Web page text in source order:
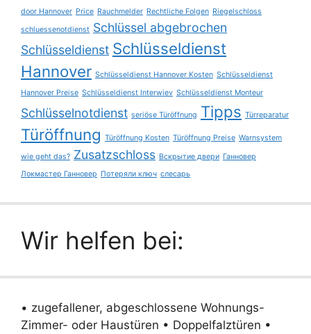
door Hannover Price Rauchmelder Rechtliche Folgen Riegelschloss
schluessenotdienst Schlüssel abgebrochen
Schlüsseldienst Schlüsseldienst
Hannover Schlüsseldienst Hannover Kosten Schlüsseldienst
Hannover Preise Schlüsseldienst Interwiev Schlüsseldienst Monteur
Schlüsselnotdienst seriöse Türöffnung Tipps Türreparatur
Türöffnung Türöffnung Kosten Türöffnung Preise Warnsystem
wie geht das? Zusatzschloss Вскрытие двери Ганновер
Локмастер Ганновер Потеряли ключ слесарь
Wir helfen bei:
• zugefallener, abgeschlossene Wohnungs-
Zimmer- oder Haustüren • Doppelfalztüren •